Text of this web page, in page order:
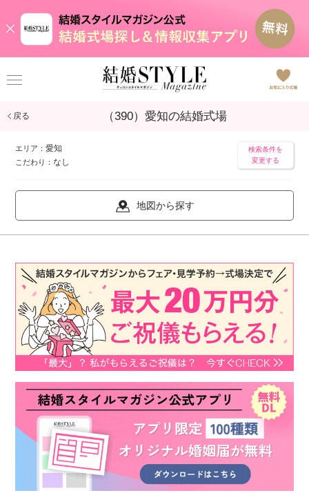
戻る （390）愛知の結婚式場
エリア：愛知
こだわり：なし
検索条件を
変更する
地図から探す